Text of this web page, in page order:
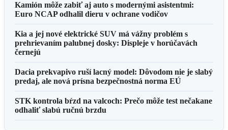
Kamión môže zabiť aj auto s modernými asistentmi:
Euro NCAP odhalil dieru v ochrane vodičov
Kia a jej nové elektrické SUV má vážny problém s
prehrievaním palubnej dosky: Displeje v horúčavách
černejú
Dacia prekvapivo ruší lacný model: Dôvodom nie je slabý
predaj, ale nová prísna bezpečnostná norma EÚ
STK kontrola bŕzd na valcoch: Prečo môže test nečakane
odhaliť slabú ručnú brzdu